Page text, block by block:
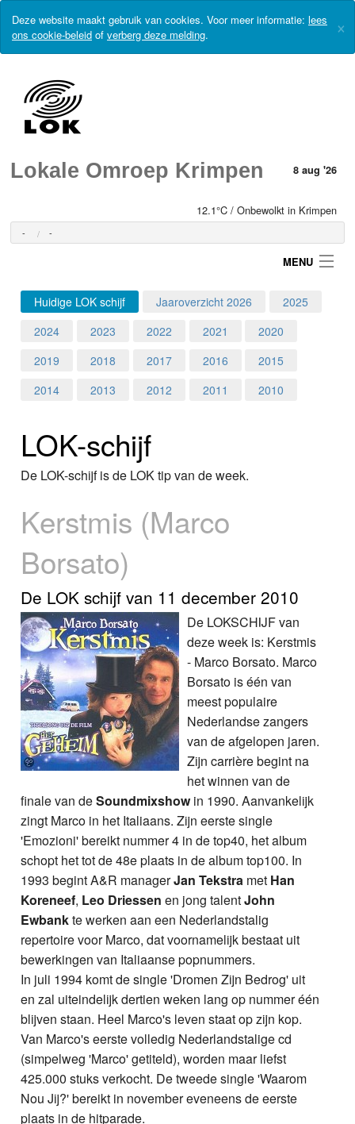
Deze website maakt gebruik van cookies. Voor meer informatie: lees
ons cookie-beleid of verberg deze melding. ×
Lokale Omroep Krimpen 8 aug '26
12.1°C / Onbewolkt in Krimpen
- -
MENU
Login
Home
Programma's
Nieuws
Foto's
Video
Webcam
Info
Huidige LOK schijf Jaaroverzicht 2026
2025
2024
2023 2022 2021
2020
2019
2018 2017 2016
2015
2014
2013 2012 2011 2010
LOK-schijf
De LOK-schijf is de LOK tip van de week.
Kerstmis (Marco
Borsato)
De LOK schijf van 11 december 2010
De LOKSCHIJF van
deze week is: Kerstmis
- Marco Borsato. Marco
Borsato is één van
meest populaire
Nederlandse zangers
van de afgelopen jaren.
Zijn carrière begint na
het winnen van de
finale van deSoundmixshowin 1990. Aanvankelijk
zingt Marco in het Italiaans. Zijn eerste single
'Emozioni' bereikt nummer 4 in de top40, het album
schopt het tot de 48e plaats in de album top100. In
1993 begint A&R managerJan Tekstra met Han
Koreneef, Leo Driessen en jong talentJohn
Ewbankte werken aan een Nederlandstalig
repertoire voor Marco, dat voornamelijk bestaat uit
bewerkingen van Italiaanse popnummers.
In juli 1994 komt de single 'Dromen Zijn Bedrog' uit
en zal uiteindelijk dertien weken lang op nummer één
blijven staan. Heel Marco's leven staat op zijn kop.
Van Marco's eerste volledig Nederlandstalige cd
(simpelweg 'Marco' getiteld), worden maar liefst
425.000 stuks verkocht. De tweede single 'Waarom
Nou Jij?' bereikt in november eveneens de eerste
plaats in de hitparade.